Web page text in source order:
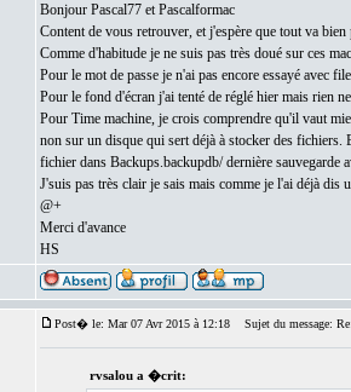
Bonjour Pascal77 et Pascalformac
Content de vous retrouver, et j'espère que tout va
Comme d'habitude je ne suis pas très doué sur ces
Pour le mot de passe je n'ai pas encore essayé avec
Pour le fond d'écran j'ai tenté de réglé hier mais rien
Pour Time machine, je crois comprendre qu'il vaut
non sur un disque qui sert déjà à stocker des fichiers.
fichier dans Backups.backupdb/ dernière sauvegarde
J'suis pas très clair je sais mais comme je l'ai déjà dis
@+
Merci d'avance
HS
Post� le: Mar 07 Avr 2015 à 12:18 Sujet du message:
rvsalou a �crit: